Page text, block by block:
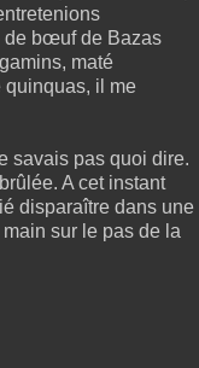
de bœuf de Bazas
maté
quinquas, il me
savais pas quoi dire.
A cet instant
disparaître dans une
sur le pas de la